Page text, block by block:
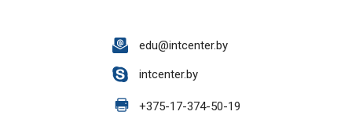
edu@intcenter.by
intcenter.by
+375-17-374-50-19